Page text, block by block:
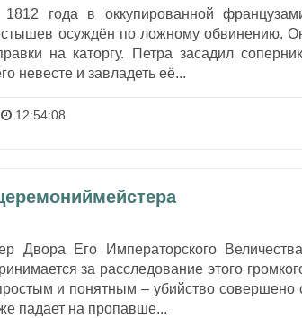
года в оккупированной
осуждён по ложному обвинению.
на каторгу. Петра засадил
невесте и завладеть её...
12:54:08
Двора Его Императорского
за расследование этого
и понятным – убийство совершено
падает на пропавше...